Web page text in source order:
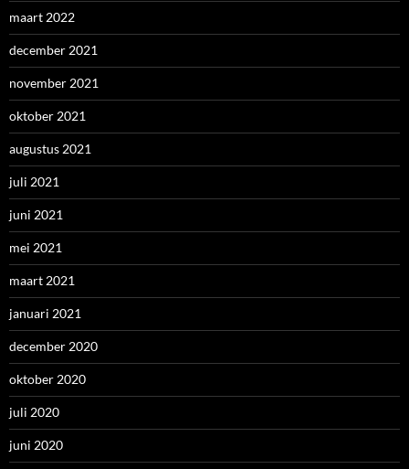
maart 2022
december 2021
november 2021
oktober 2021
augustus 2021
juli 2021
juni 2021
mei 2021
maart 2021
januari 2021
december 2020
oktober 2020
juli 2020
juni 2020